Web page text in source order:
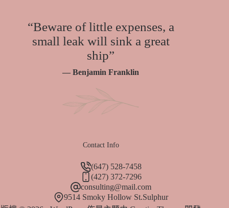
“Beware of little expenses, a
small leak will sink a great
ship”
— Benjamin Franklin
Contact Info
(647) 528-7458
(427) 372-7296
consulting@mail.com
9514 Smoky Hollow St.Sulphur